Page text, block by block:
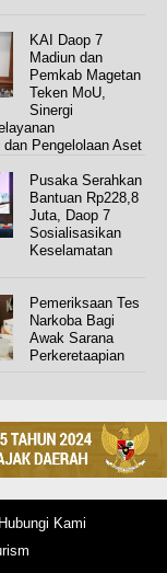
KAI Daop 7
Madiun dan
Pemkab Magetan
Teken MoU,
Sinergi
dan Pengelolaan Aset
Pusaka Serahkan
Bantuan Rp228,8
Juta, Daop 7
Sosialisasikan
Keselamatan
Pemeriksaan Tes
Narkoba Bagi
Awak Sarana
Perkeretaapian
Hubungi Kami